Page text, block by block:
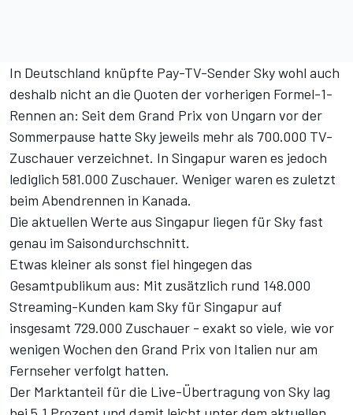
In Deutschland knüpfte Pay-TV-Sender Sky wohl auch
deshalb nicht an die Quoten der vorherigen Formel-1-
Rennen an: Seit dem Grand Prix von Ungarn vor der
Sommerpause hatte Sky jeweils mehr als 700.000 TV-
Zuschauer verzeichnet. In Singapur waren es jedoch
lediglich 581.000 Zuschauer. Weniger waren es zuletzt
beim Abendrennen in Kanada.
Die aktuellen Werte aus Singapur liegen für Sky fast
genau im Saisondurchschnitt.
Etwas kleiner als sonst fiel hingegen das
Gesamtpublikum aus: Mit zusätzlich rund 148.000
Streaming-Kunden kam Sky für Singapur auf
insgesamt 729.000 Zuschauer - exakt so viele, wie vor
wenigen Wochen den Grand Prix von Italien nur am
Fernseher verfolgt hatten.
Der Marktanteil für die Live-Übertragung von Sky lag